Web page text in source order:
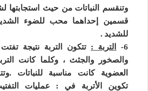
وتنقسم النباتات من حيث استجابتها
قسمين إحداهما محب للضوء
للشديد .
6-
التربة : تتكون التربة نتيجة
والصخور والجثث ، وكلما كانت
العضوية كانت مناسبة للنباتات
تكوين الأتربة في : عمليات